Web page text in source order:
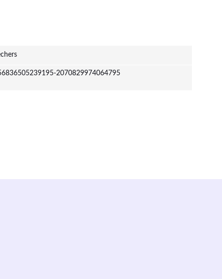
2070829974064795